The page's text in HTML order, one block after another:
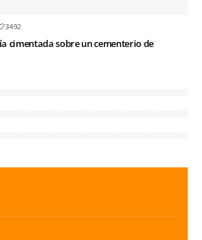
3492
cimentada sobre un cementerio de